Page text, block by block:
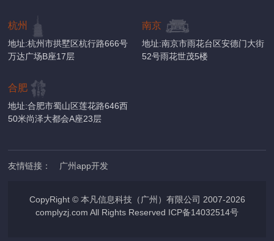
杭州
地址:杭州市拱墅区杭行路666号
万达广场B座17层
南京
地址:南京市雨花台区安德门大街
52号雨花世茂5楼
合肥
地址:合肥市蜀山区莲花路646西
50米尚泽大都会A座23层
友情链接： 广州app开发
CopyRight © 本凡信息科技（广州）有限公司 2007-2026
complyzj.com All Rights Reserved ICP备14032514号